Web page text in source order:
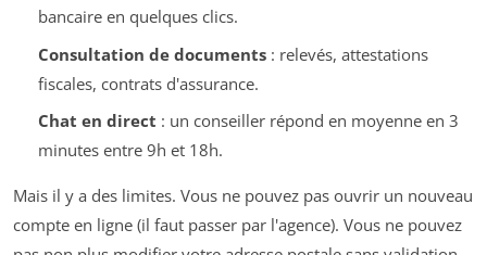
bancaire en quelques clics.
Consultation de documents: relevés, attestations
fiscales, contrats d'assurance.
Chat en direct : un conseiller répond en moyenne en 3
minutes entre 9h et 18h.
Mais il y a des limites. Vous ne pouvez pas ouvrir un nouveau
compte en ligne (il faut passer par l'agence). Vous ne pouvez